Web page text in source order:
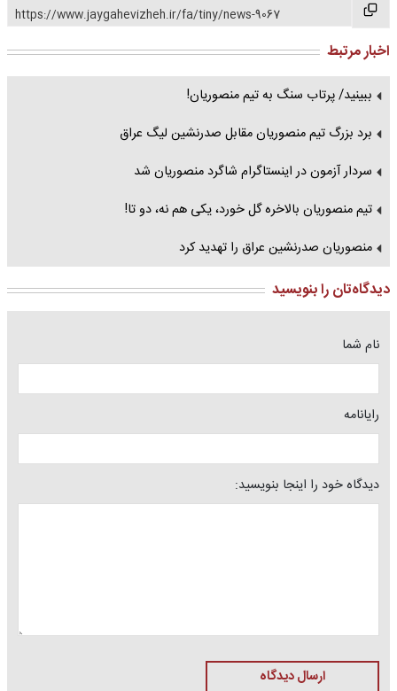
https://www.jaygahevizheh.ir/fa/tiny/news-9067
اخبار مرتبط
ببینید/ پرتاب سنگ به تیم منصوریان!
برد بزرگ تیم منصوریان مقابل صدرنشین لیگ عراق
سردار آزمون در اینستاگرام شاگرد منصوریان شد
تیم منصوریان بالاخره گل خورد، یکی هم نه، دو تا!
منصوریان صدرنشین عراق را تهدید کرد
دیدگاه‌تان را بنویسید
نام شما
رایانامه
دیدگاه خود را اینجا بنویسید:
ارسال دیدگاه